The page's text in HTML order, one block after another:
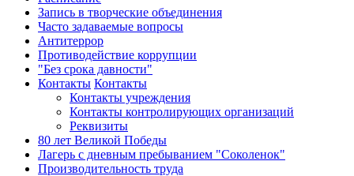
Запись в творческие объединения
Часто задаваемые вопросы
Антитеррор
Противодействие коррупции
"Без срока давности"
Контакты Контакты
Контакты учреждения
Контакты контролирующих организаций
Реквизиты
80 лет Великой Победы
Лагерь с дневным пребыванием "Соколенок"
Производительность труда